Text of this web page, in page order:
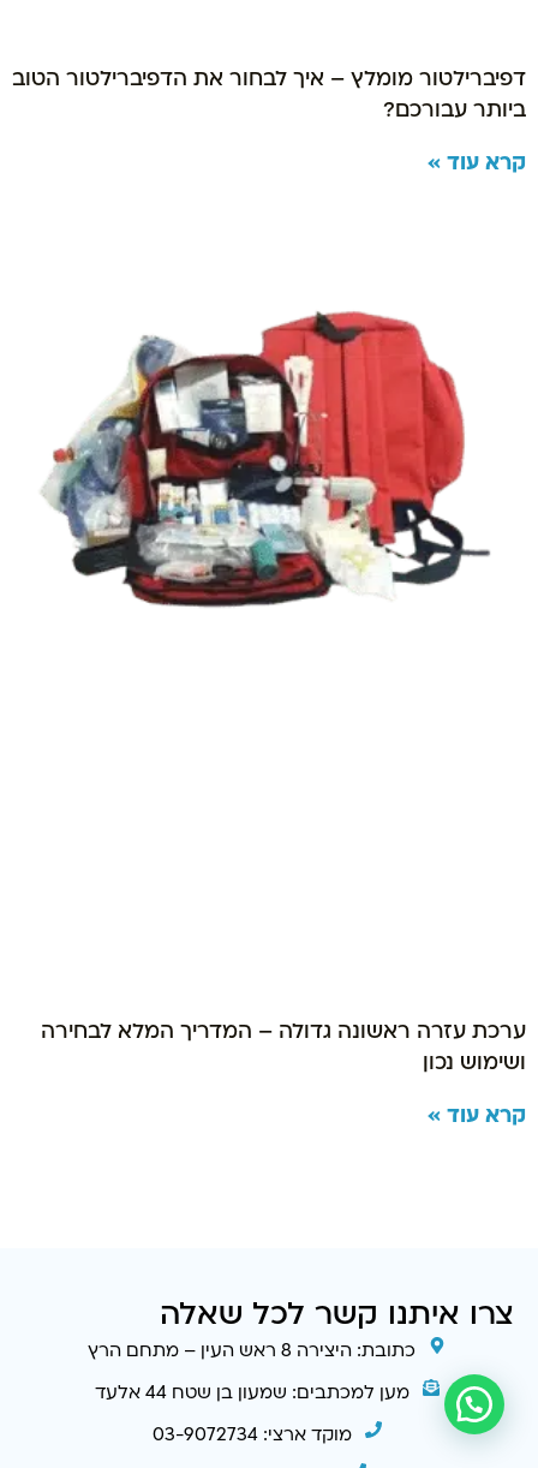
דפיברילטור מומלץ – איך לבחור את הדפיברילטור הטוב
ביותר עבורכם?
קרא עוד »
ערכת עזרה ראשונה גדולה – המדריך המלא לבחירה
ושימוש נכון
קרא עוד »
צרו איתנו קשר לכל שאלה
כתובת: היצירה 8 ראש העין – מתחם הרץ
מען למכתבים: שמעון בן שטח 44 אלעד
מוקד ארצי: 03-9072734